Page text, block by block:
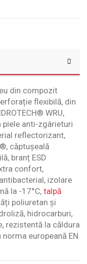
din compozit
flexibilă, din
WRU,
anti-zgârieturi
reflectorizant,
căptușeală
branț ESD
confort,
izolare
la -17°C, talpă
poliuretan și
hidrocarburi,
rezistentă la căldura
europeană EN